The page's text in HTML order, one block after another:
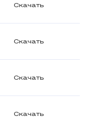
Скачать
Скачать
Скачать
Скачать